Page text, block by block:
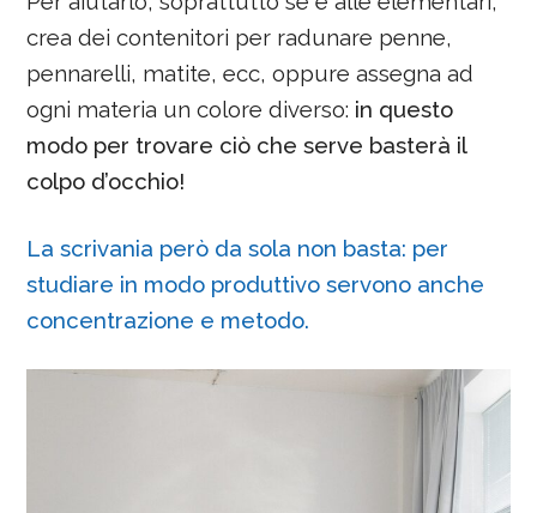
crea dei contenitori per radunare penne,
pennarelli, matite, ecc, oppure assegna ad
ogni materia un colore diverso: in questo
modo per trovare ciò che serve basterà il
colpo d’occhio!
La scrivania però da sola non basta: per
studiare in modo produttivo servono anche
concentrazione e metodo.